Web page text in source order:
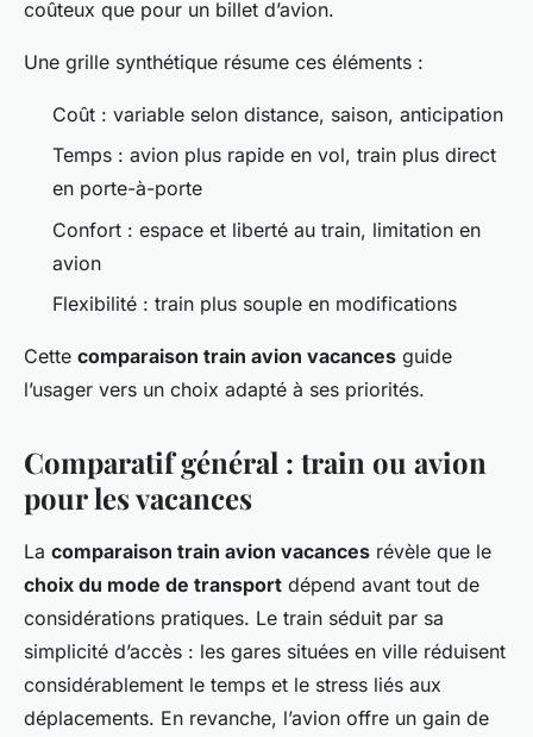
coûteux que pour un billet d’avion.
Une grille synthétique résume ces éléments :
Coût : variable selon distance, saison, anticipation
Temps : avion plus rapide en vol, train plus direct
en porte-à-porte
Confort : espace et liberté au train, limitation en
avion
Flexibilité : train plus souple en modifications
Cette comparaison train avion vacances guide
l’usager vers un choix adapté à ses priorités.
Comparatif général : train ou avion
pour les vacances
La comparaison train avion vacances révèle que le
choix du mode de transport dépend avant tout de
considérations pratiques. Le train séduit par sa
simplicité d’accès : les gares situées en ville réduisent
considérablement le temps et le stress liés aux
déplacements. En revanche, l’avion offre un gain de